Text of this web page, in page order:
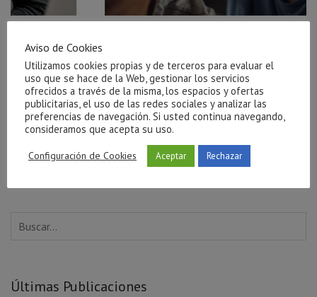
Ayuda para salir de una relación tóxica en Castellón
julio 27, 2026
Últimas Publicaciones
Aviso de Cookies
Utilizamos cookies propias y de terceros para evaluar el
uso que se hace de la Web, gestionar los servicios
ofrecidos a través de la misma, los espacios y ofertas
publicitarias, el uso de las redes sociales y analizar las
preferencias de navegación. Si usted continua navegando,
consideramos que acepta su uso.
Configuración de Cookies Aceptar Rechazar